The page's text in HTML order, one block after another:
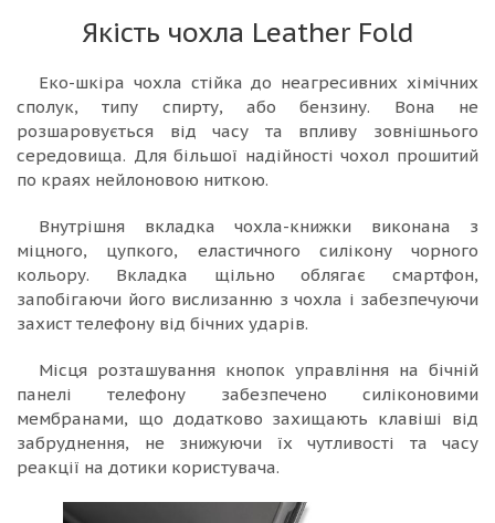
Якість чохла Leather Fold
Еко-шкіра чохла стійка до неагресивних хімічних
сполук, типу спирту, або бензину. Вона не
розшаровується від часу та впливу зовнішнього
середовища. Для більшої надійності чохол прошитий
по краях нейлоновою ниткою.
Внутрішня вкладка чохла-книжки виконана з
міцного, цупкого, еластичного силікону чорного
кольору. Вкладка щільно облягає смартфон,
запобігаючи його вислизанню з чохла і забезпечуючи
захист телефону від бічних ударів.
Місця розташування кнопок управління на бічній
панелі телефону забезпечено силіконовими
мембранами, що додатково захищають клавіші від
забруднення, не знижуючи їх чутливості та часу
реакції на дотики користувача.